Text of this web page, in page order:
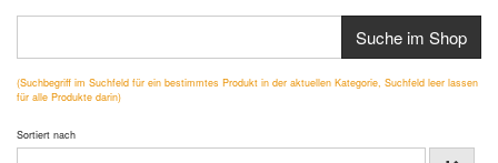
Suche im Shop
(Suchbegriff im Suchfeld für ein bestimmtes Produkt in der aktuellen Kategorie, Suchfeld leer lassen
für alle Produkte darin)
Sortiert nach